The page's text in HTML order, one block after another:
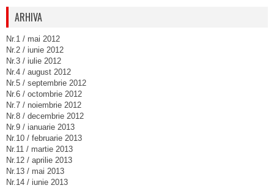
ARHIVA
Nr.1 / mai 2012
Nr.2 / iunie 2012
Nr.3 / iulie 2012
Nr.4 / august 2012
Nr.5 / septembrie 2012
Nr.6 / octombrie 2012
Nr.7 / noiembrie 2012
Nr.8 / decembrie 2012
Nr.9 / ianuarie 2013
Nr.10 / februarie 2013
Nr.11 / martie 2013
Nr.12 / aprilie 2013
Nr.13 / mai 2013
Nr.14 / iunie 2013